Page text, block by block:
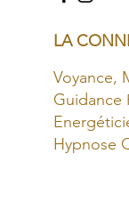
LA
Voyance,
Guidance
Hypnose